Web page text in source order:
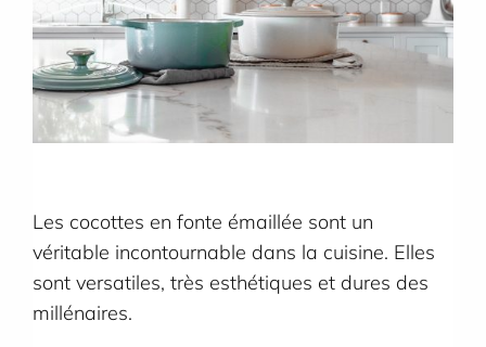
Les cocottes en fonte émaillée sont un
véritable incontournable dans la cuisine. Elles
sont versatiles, très esthétiques et dures des
millénaires.